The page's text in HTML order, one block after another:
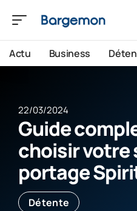
Actu Business
22/03/2024
Guide
choisir votre
portage
Détente